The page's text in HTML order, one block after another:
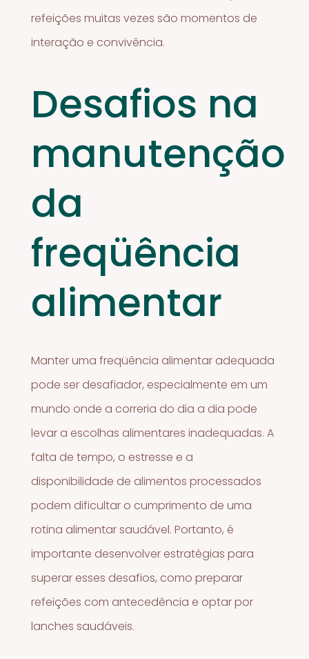
refeições muitas vezes são momentos de
interação e convivência.
Desafios na
manutenção
da
freqüência
alimentar
Manter uma freqüência alimentar adequada
pode ser desafiador, especialmente em um
mundo onde a correria do dia a dia pode
levar a escolhas alimentares inadequadas. A
falta de tempo, o estresse e a
disponibilidade de alimentos processados
podem dificultar o cumprimento de uma
rotina alimentar saudável. Portanto, é
importante desenvolver estratégias para
superar esses desafios, como preparar
refeições com antecedência e optar por
lanches saudáveis.